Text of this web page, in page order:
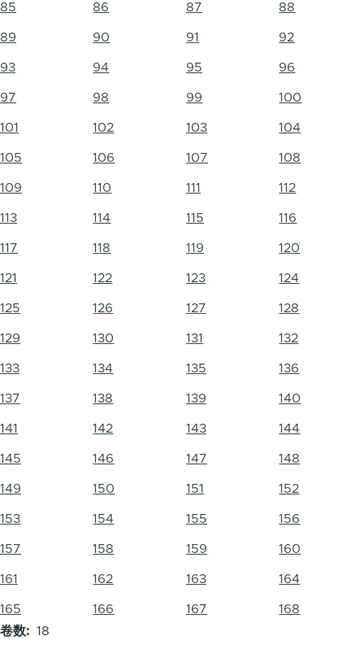
85 86 87 88
89 90 91 92
93 94 95 96
97 98 99 100
101 102 103 104
105 106 107 108
109 110 111 112
113 114 115 116
117 118 119 120
121 122 123 124
125 126 127 128
129 130 131 132
133 134 135 136
137 138 139 140
141 142 143 144
145 146 147 148
149 150 151 152
153 154 155 156
157 158 159 160
161 162 163 164
165 166 167
168
卷数
18